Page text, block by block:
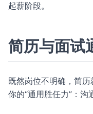
起薪阶段。
简历与面试
既然岗位不明确，简
你的“通用胜任力”：沟